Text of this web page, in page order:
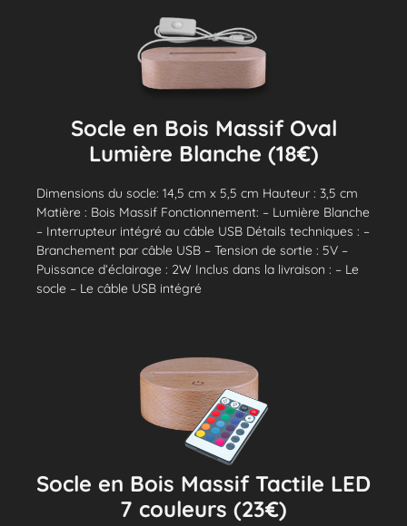
Socle en Bois Massif Oval
Lumière Blanche (18€)
Dimensions du socle: 14,5 cm x 5,5 cm Hauteur : 3,5 cm
Matière : Bois Massif Fonctionnement: – Lumière Blanche
– Interrupteur intégré au câble USB Détails techniques : –
Branchement par câble USB – Tension de sortie : 5V –
Puissance d’éclairage : 2W Inclus dans la livraison : – Le
socle – Le câble USB intégré
Socle en Bois Massif Tactile LED
7 couleurs (23€)